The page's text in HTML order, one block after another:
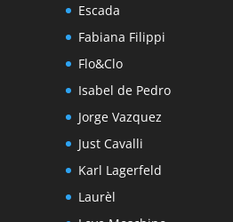
Escada
Fabiana Filippi
Flo&Clo
Isabel de Pedro
Jorge Vazquez
Just Cavalli
Karl Lagerfeld
Laurèl